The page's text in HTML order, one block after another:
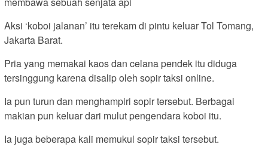
Aksi ‘koboi jalanan’ itu terekam di pintu keluar Tol Tomang,
Jakarta Barat.
Pria yang memakai kaos dan celana pendek itu diduga
tersinggung karena disalip oleh sopir taksi online.
Ia pun turun dan menghampiri sopir tersebut. Berbagai
makian pun keluar dari mulut pengendara koboi itu.
Ia juga beberapa kali memukul sopir taksi tersebut.